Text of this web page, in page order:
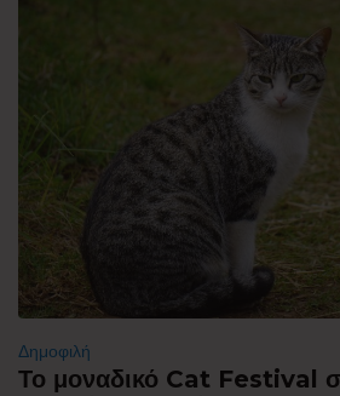
Δημοφιλή
Το μοναδικό Cat Festival